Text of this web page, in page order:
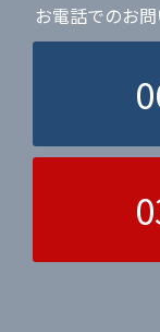
お電話でのお